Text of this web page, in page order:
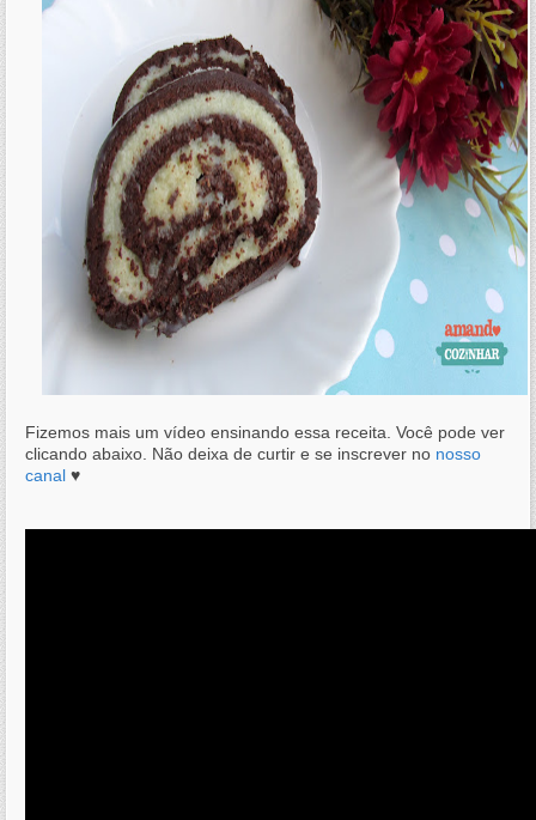
Fizemos mais um vídeo ensinando essa receita. Você pode ver
clicando abaixo. Não deixa de curtir e se inscrever no nosso
canal ♥